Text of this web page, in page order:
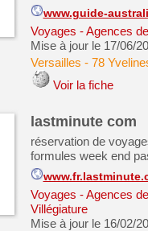
www.guide-
Voyages - Agences
Mise à jour le 17/06/
Versailles - 78
Voir la fiche
lastminute com
réservation de
formules week end
Voyages - Agences
Villégiature
Mise à jour le 16/02/